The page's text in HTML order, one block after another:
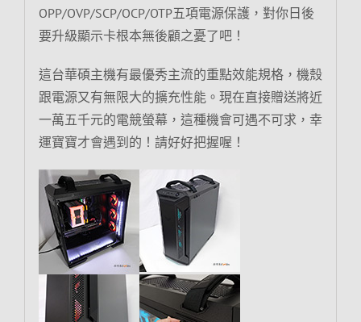
OPP/OVP/SCP/OCP/OTP五項電源保護，對你日後
要升級顯示卡根本無後顧之憂了吧！
這台華碩主機有最優秀主流的重點效能規格，機殼
跟電源又有無限大的擴充性能。現在直接贈送將近
一萬五千元的電競螢幕，這種機會可遇不可求，幸
運寶寶才會遇到的！請好好把握喔！